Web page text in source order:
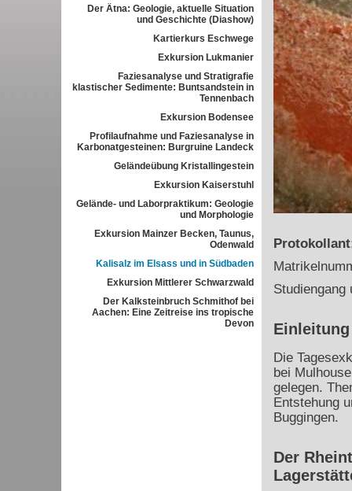
Der Ätna: Geologie, aktuelle Situation
und Geschichte (Diashow)
Kartierkurs Eschwege
Exkursion Lukmanier
Faziesanalyse und Stratigrafie
klastischer Sedimente: Buntsandstein in
Tennenbach
Exkursion Bodensee
Profilaufnahme und Faziesanalyse in
Karbonatgesteinen: Burgruine Landeck
Geländeübung Kristallingestein
Exkursion Kaiserstuhl
Gelände- und Laborpraktikum: Geologie
und Morphologie
Exkursion Mainzer Becken, Taunus,
Odenwald
Kalisalz im Elsass und in Südbaden
Exkursion Mittlerer Schwarzwald
Der Kalksteinbruch Schmithof bei
Aachen: Eine Zeitreise ins tropische
Devon
Einleitung
Die
bei
gelegen.
Entstehung
Buggingen.
Der